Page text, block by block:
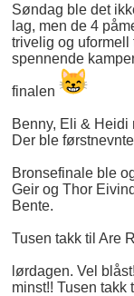
Søndag ble det
lag, men de 4
trivelig og
spennende
finalen
Benny, Eli & Heidi
Der ble
Bronsefinale ble
Geir og Thor
Bente.
Tusen takk til Are
lørdagen. Vel
minst!! Tusen takk